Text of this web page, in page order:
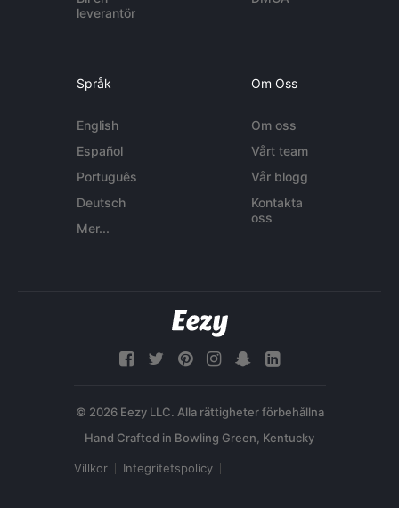
leverantör
Språk
English
Español
Português
Deutsch
Mer...
Om Oss
Om oss
Vårt team
Vår blogg
Kontakta
oss
© 2026 Eezy LLC. Alla rättigheter förbehållna
Villkor Integritetspolicy